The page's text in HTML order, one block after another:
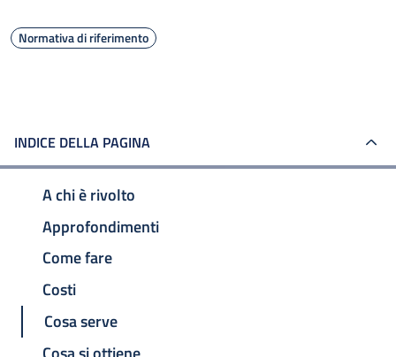
Normativa di riferimento
INDICE DELLA PAGINA
A chi è rivolto
Approfondimenti
Come fare
Costi
Cosa serve